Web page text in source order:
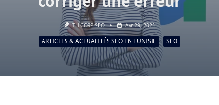
TH.CORP SEO Avr 29, 2025
ARTICLES & ACTUALITÉS SEO EN TUNISIE SEO